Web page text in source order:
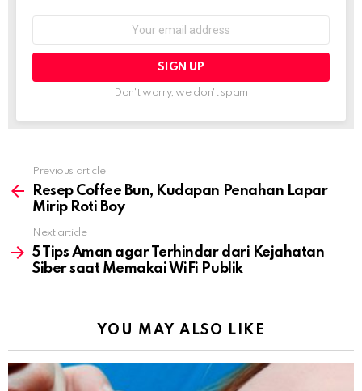
Don't worry, we don't spam
more
Previous article
Resep Coffee Bun, Kudapan Penahan Lapar
Mirip Roti Boy
Next article
5 Tips Aman agar Terhindar dari Kejahatan
Siber saat Memakai WiFi Publik
YOU MAY ALSO LIKE